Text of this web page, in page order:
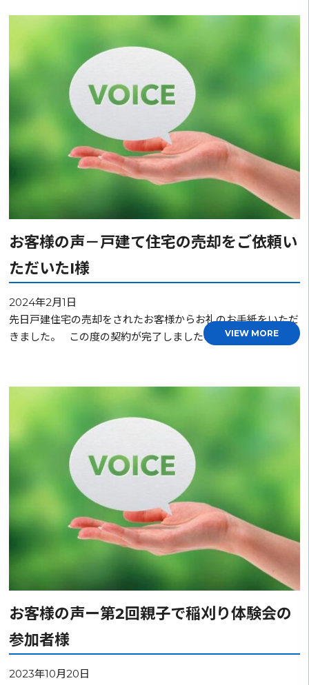
お客様の声－戸建て住宅の売却をご依頼い
ただいたI様
2024年2月1日
先日戸建住宅の売却をされたお客様からお礼のお手紙をいただ
きました。 この度の契約が完了しました事、心より感…
VIEW MORE
お客様の声ー第2回親子で稲刈り体験会の
参加者様
2023年10月20日